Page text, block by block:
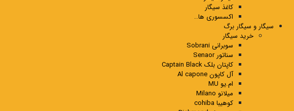
کاغذ سیگار
اکسسوری ها..
سیگار و سیگار برگ
خرید سیگار
سوبرانی Sobrani
سناتور Senaor
کاپتان بلک Captain Black
آل کاپون Al capone
ام.یو MU
میلانو Milano
کوهیبا cohiba